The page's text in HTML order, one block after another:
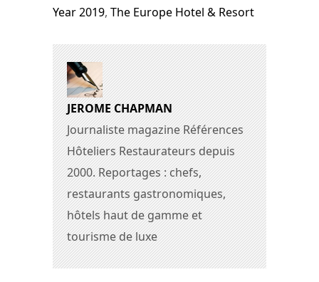
Year 2019, The Europe Hotel & Resort
JEROME CHAPMAN
Journaliste magazine Références
Hôteliers Restaurateurs depuis
2000. Reportages : chefs,
restaurants gastronomiques,
hôtels haut de gamme et
tourisme de luxe